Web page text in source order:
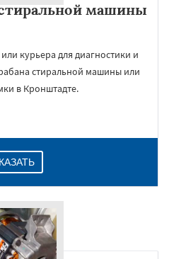
машины
курьера для диагностики и
стиральной машины или
в Кронштадте.